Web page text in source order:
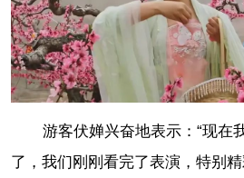
游客伏婵兴奋地表示：“现在
了，我们刚刚看完了表演，特别